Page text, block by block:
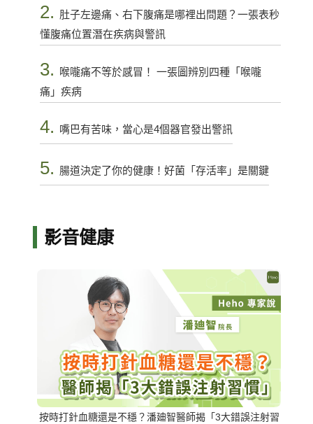
2. 肚子左邊痛、右下腹痛是哪裡出問題？一張表秒
懂腹痛位置潛在疾病與警訊
3.
喉嚨痛不等於感冒！ 一張圖辨別四種「喉嚨
痛」疾病
4. 嘴巴有苦味，當心是4個器官發出警訊
5. 腸道決定了你的健康！好菌「存活率」是關鍵
影音健康
按時打針血糖還是不穩？潘廸智醫師揭「3大錯誤注射習